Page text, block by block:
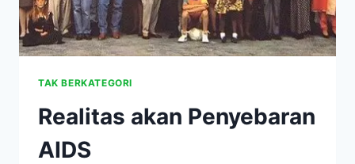
TAK BERKATEGORI
Realitas akan Penyebaran
AIDS